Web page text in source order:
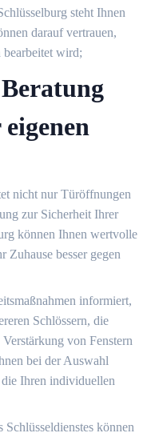
steht Ihnen
darauf vertrauen,
wird;
nicht nur Türöffnungen
zur Sicherheit Ihrer
können Ihnen wertvolle
Zuhause besser gegen
informiert,
Schlössern, die
von Fenstern
bei der Auswahl
die Ihren individuellen
können